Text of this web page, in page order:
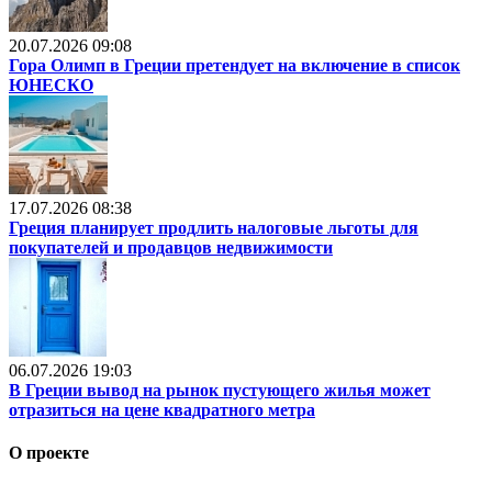
20.07.2026 09:08
Гора Олимп в Греции претендует на включение в список
ЮНЕСКО
17.07.2026 08:38
Греция планирует продлить налоговые льготы для
покупателей и продавцов недвижимости
06.07.2026 19:03
В Греции вывод на рынок пустующего жилья может
отразиться на цене квадратного метра
О проекте